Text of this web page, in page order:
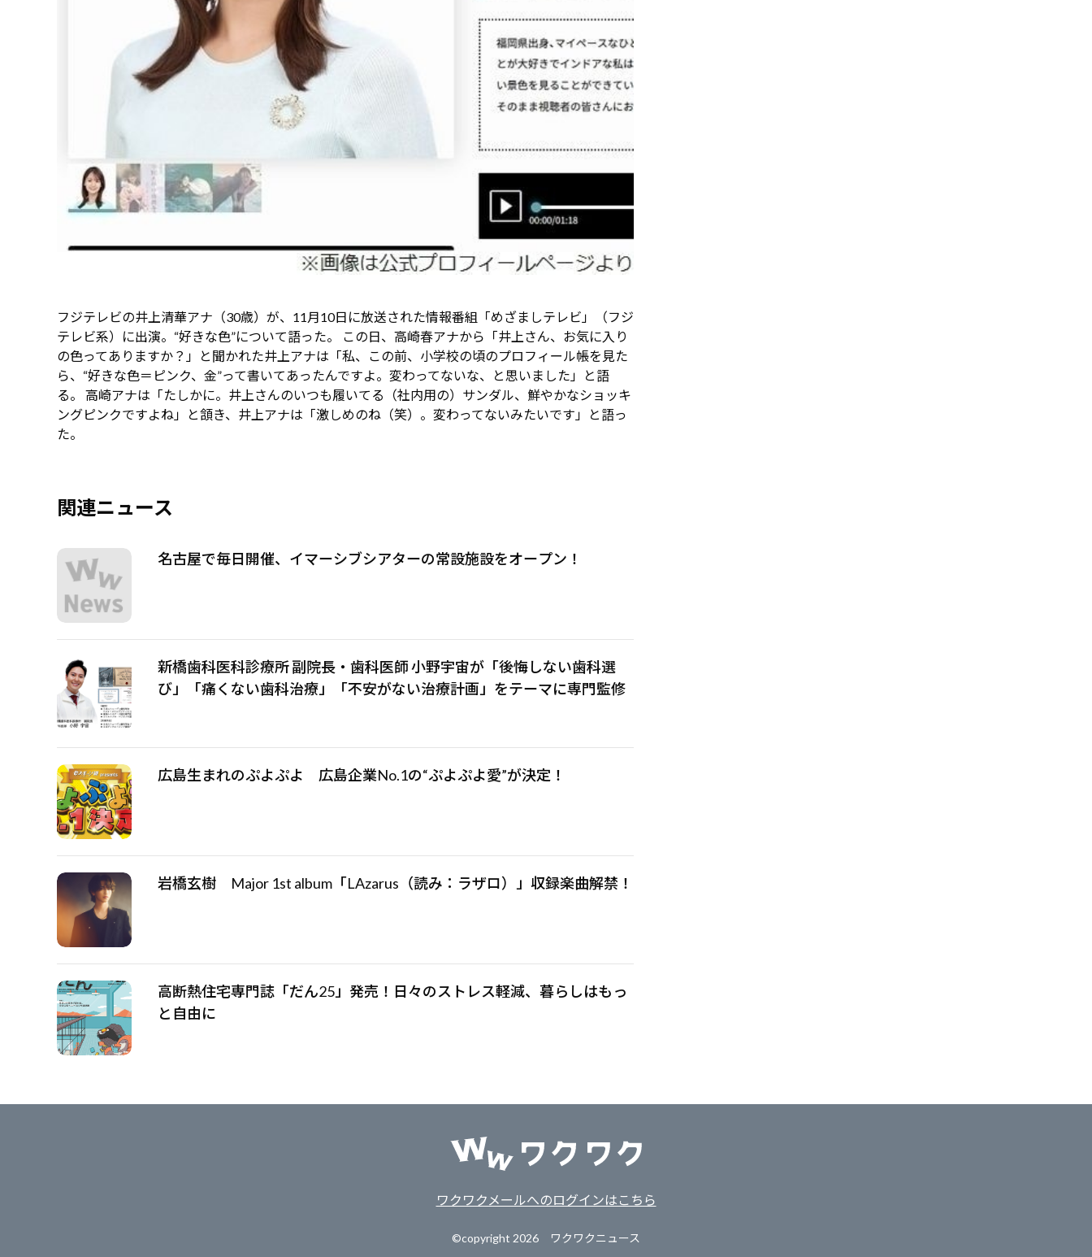
フジテレビの井上清華アナ（30歳）が、11月10日に放送された情報番組「めざましテレビ」（フジ
テレビ系）に出演。“好きな色”について語った。 この日、高崎春アナから「井上さん、お気に入り
の色ってありますか？」と聞かれた井上アナは「私、この前、小学校の頃のプロフィール帳を見た
ら、“好きな色＝ピンク、金”って書いてあったんですよ。変わってないな、と思いました」と語
る。 高崎アナは「たしかに。井上さんのいつも履いてる（社内用の）サンダル、鮮やかなショッキ
ングピンクですよね」と頷き、井上アナは「激しめのね（笑）。変わってないみたいです」と語っ
た。
関連ニュース
名古屋で毎日開催、イマーシブシアターの常設施設をオープン！
新橋歯科医科診療所 副院長・歯科医師 小野宇宙が「後悔しない歯科選
び」「痛くない歯科治療」「不安がない治療計画」をテーマに専門監修
広島生まれのぷよぷよ 広島企業No.1の“ぷよぷよ愛”が決定！
岩橋玄樹 Major 1st album「LAzarus（読み：ラザロ）」収録楽曲解禁！
高断熱住宅専門誌「だん25」発売！日々のストレス軽減、暮らしはもっ
と自由に
ワクワクメールへのログインはこちら
©copyright 2026 ワクワクニュース